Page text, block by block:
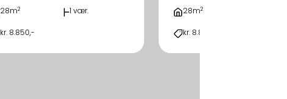
28m2 1 vær.
kr. 8.850,-
28m2
kr. 8.850,-